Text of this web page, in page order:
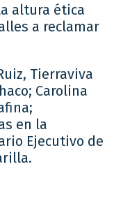
altura ética
a reclamar
Tierraviva
Carolina
en la
Ejecutivo de